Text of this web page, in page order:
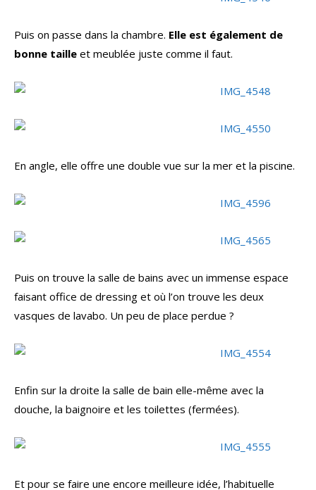
Puis on passe dans la chambre. Elle est également de
bonne taille et meublée juste comme il faut.
En angle, elle offre une double vue sur la mer et la piscine.
Puis on trouve la salle de bains avec un immense espace
faisant office de dressing et où l’on trouve les deux
vasques de lavabo. Un peu de place perdue ?
Enfin sur la droite la salle de bain elle-même avec la
douche, la baignoire et les toilettes (fermées).
Et pour se faire une encore meilleure idée, l’habituelle